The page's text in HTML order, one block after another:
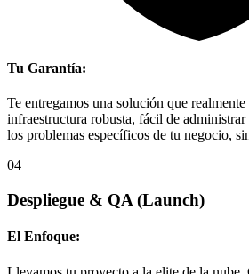
Tu Garantía:
Te entregamos una solución que
infraestructura robusta, fácil de
los problemas específicos de tu negocio,
04
Despliegue & QA (Launch)
El Enfoque: